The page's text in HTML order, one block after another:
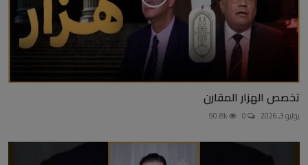
تخصص الهزار المقارن
يوليو 3, 2026